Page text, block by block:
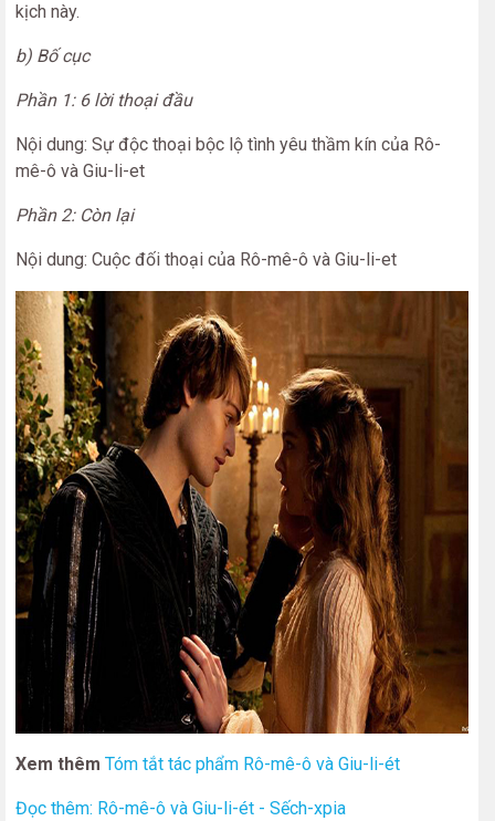
kịch này.
b) Bố cục
Phần 1: 6 lời thoại đầu
Nội dung: Sự độc thoại bộc lộ tình yêu thầm kín của Rô-
mê-ô và Giu-li-et
Phần 2: Còn lại
Nội dung: Cuộc đối thoại của Rô-mê-ô và Giu-li-et
Xem thêm Tóm tắt tác phẩm Rô-mê-ô và Giu-li-ét
Đọc thêm: Rô-mê-ô và Giu-li-ét - Sếch-xpia